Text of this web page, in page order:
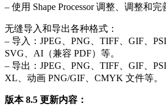
– 使用 Shape Processor 调整、调整和完
无缝导入和导出各种格式：
– 导入：JPEG、PNG、TIFF、GIF、
SVG、AI（兼容 PDF）等。
– 导出：JPEG、PNG、TIFF、GIF、
XL、动画 PNG/GIF、CMYK 文件等。
版本 8.5 更新内容：